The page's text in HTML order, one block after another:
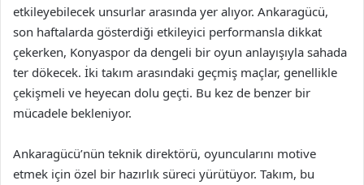
etkileyebilecek unsurlar arasında yer alıyor. Ankaragücü,
son haftalarda gösterdiği etkileyici performansla dikkat
çekerken, Konyaspor da dengeli bir oyun anlayışıyla sahada
ter dökecek. İki takım arasındaki geçmiş maçlar, genellikle
çekişmeli ve heyecan dolu geçti. Bu kez de benzer bir
mücadele bekleniyor.
Ankaragücü’nün teknik direktörü, oyuncularını motive
etmek için özel bir hazırlık süreci yürütüyor. Takım, bu